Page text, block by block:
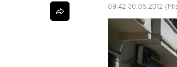
09:42 30.05.2012